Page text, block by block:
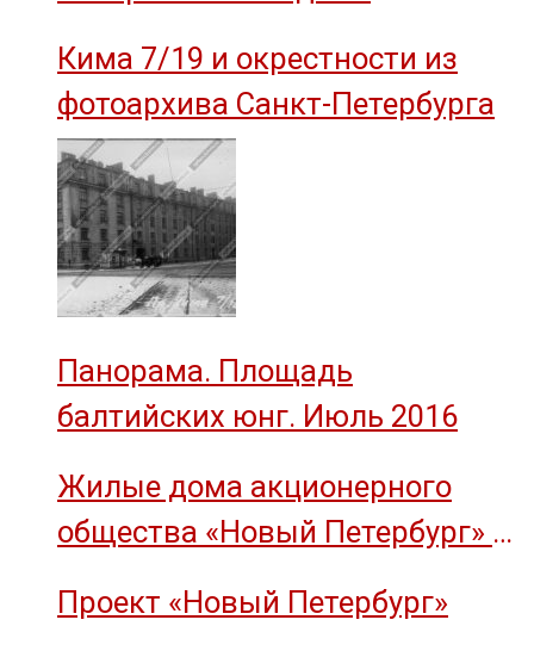
им. М.И. Калинина»
Кима 7/19 и окрестности из
фотоархива Санкт-Петербурга
Панорама. Площадь
балтийских юнг. Июль 2016
Жилые дома акционерного
общества «Новый Петербург» —
Проект «Новый Петербург»